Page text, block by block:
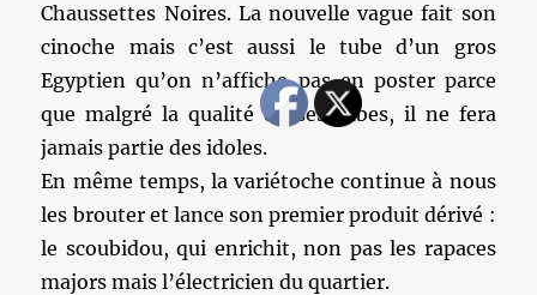
Chaussettes Noires. La nouvelle vague fait son
cinoche mais c’est aussi le tube d’un gros
Egyptien qu’on n’affiche pas en poster parce
que malgré la qualité de ses tubes, il ne fera
jamais partie des idoles.
En même temps, la variétoche continue à nous
les brouter et lance son premier produit dérivé :
le scoubidou, qui enrichit, non pas les rapaces
majors mais l’électricien du quartier.